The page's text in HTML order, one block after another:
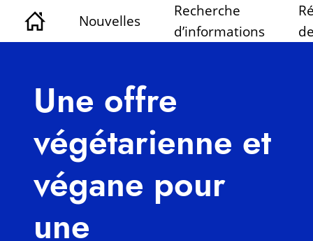
Nouvelles
Recherche
d’informations
Une offre
végétarienne et
végane pour
une